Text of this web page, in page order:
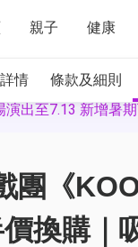
親子 健康
情 條款及細則
演出至7.13 新增暑
團《
換購｜